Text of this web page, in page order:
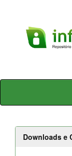
Skip
Downloads e